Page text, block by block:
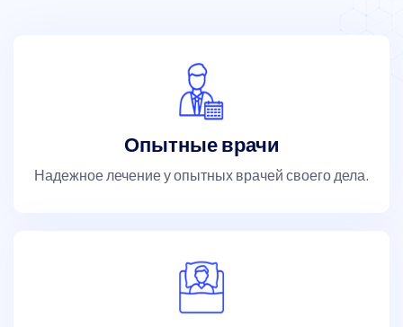
Опытные врачи
Надежное лечение у опытных врачей своего дела.